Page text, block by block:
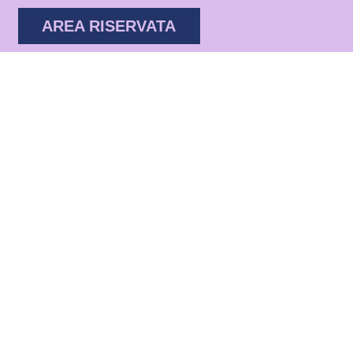
AREA RISERVATA